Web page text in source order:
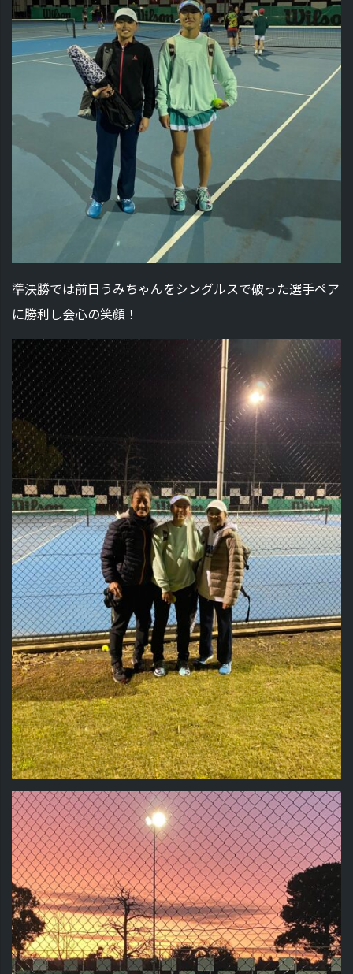
準決勝では前日うみちゃんをシングルスで破った選手ペア
に勝利し会心の笑顔！